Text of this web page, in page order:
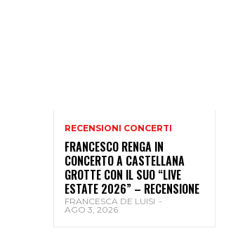
RECENSIONI CONCERTI
FRANCESCO RENGA IN
CONCERTO A CASTELLANA
GROTTE CON IL SUO “LIVE
ESTATE 2026” – RECENSIONE
FRANCESCA DE LUISI -
AGO 3, 2026